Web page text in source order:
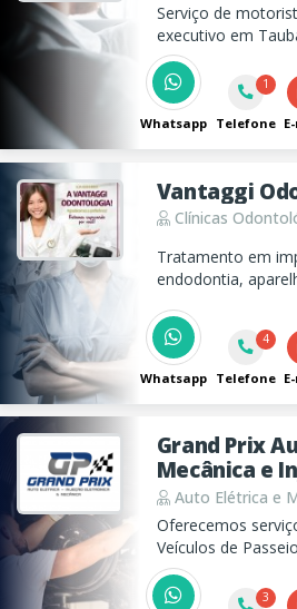
Serviço de
executivo em
entregas com
Whatsapp
1
Telefone
Vantaggi
Clínicas
Tratamento em
endodontia,
Whatsapp
4
Telefone
Grand Prix
Mecânica e
Auto Elétrica e
Oferecemos
Veículos de
Máquina de
de Arranque,
3